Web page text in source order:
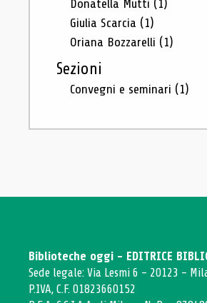
Donatella Mutti (1)
Giulia Scarcia (1)
Oriana Bozzarelli (1)
Sezioni
Convegni e seminari (1)
Biblioteche oggi - EDITRICE
Sede legale: Via Lesmi 6 - 20123 -
P.IVA, C.F. 01823660152